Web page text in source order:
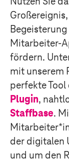
Mitarbeiter-
fördern.
mit unserem
perfekte
Plugin,
Staffbase.
der digitalen
und um den